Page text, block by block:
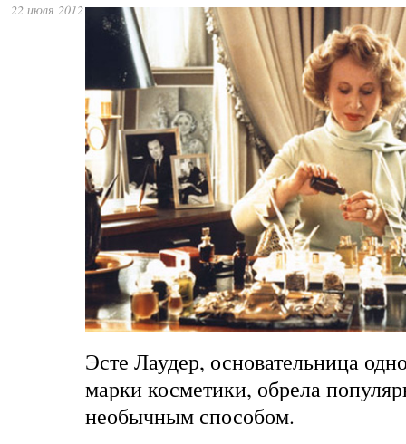
22 июля 2012
Эсте Лаудер, основательница
марки косметики, обрела
необычным способом.